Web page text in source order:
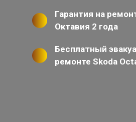
Гарантия на
Октавия 2 года
Бесплатный
ремонте Skoda